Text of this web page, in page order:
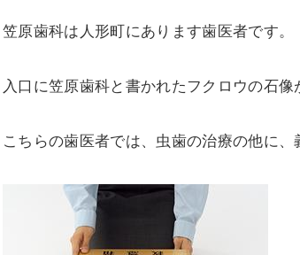
笠原歯科は人形町にあります歯医者です。
入口に笠原歯科と書かれたフクロウの石
こちらの歯医者では、虫歯の治療の他に